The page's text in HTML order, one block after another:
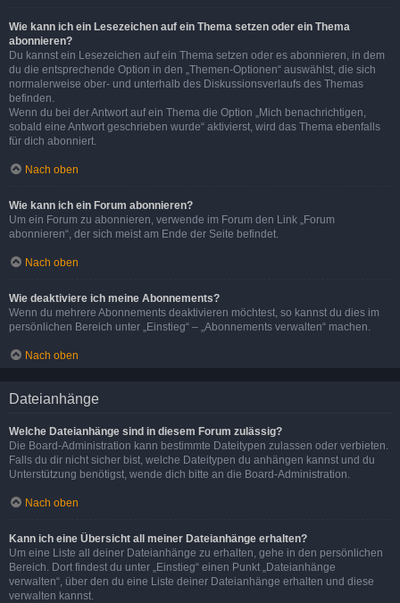
Wie kann ich ein Lesezeichen auf ein Thema setzen oder ein Thema
abonnieren?
Du kannst ein Lesezeichen auf ein Thema setzen oder es abonnieren, in dem
du die entsprechende Option in den „Themen-Optionen“ auswählst, die sich
normalerweise ober- und unterhalb des Diskussionsverlaufs des Themas
befinden.
Wenn du bei der Antwort auf ein Thema die Option „Mich benachrichtigen,
sobald eine Antwort geschrieben wurde“ aktivierst, wird das Thema ebenfalls
für dich abonniert.
Nach oben
Wie kann ich ein Forum abonnieren?
Um ein Forum zu abonnieren, verwende im Forum den Link „Forum
abonnieren“, der sich meist am Ende der Seite befindet.
Nach oben
Wie deaktiviere ich meine Abonnements?
Wenn du mehrere Abonnements deaktivieren möchtest, so kannst du dies im
persönlichen Bereich unter „Einstieg“ – „Abonnements verwalten“ machen.
Nach oben
Dateianhänge
Welche Dateianhänge sind in diesem Forum zulässig?
Die Board-Administration kann bestimmte Dateitypen zulassen oder verbieten.
Falls du dir nicht sicher bist, welche Dateitypen du anhängen kannst und du
Unterstützung benötigst, wende dich bitte an die Board-Administration.
Nach oben
Kann ich eine Übersicht all meiner Dateianhänge erhalten?
Um eine Liste all deiner Dateianhänge zu erhalten, gehe in den persönlichen
Bereich. Dort findest du unter „Einstieg“ einen Punkt „Dateianhänge
verwalten“, über den du eine Liste deiner Dateianhänge erhalten und diese
verwalten kannst.